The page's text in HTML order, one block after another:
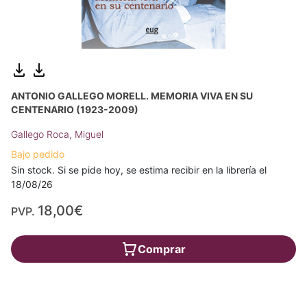
ANTONIO GALLEGO MORELL. MEMORIA VIVA EN SU
CENTENARIO (1923-2009)
Gallego Roca, Miguel
Bajo pedido
Sin stock. Si se pide hoy, se estima recibir en la librería el
18/08/26
PVP. 18,00€
Comprar